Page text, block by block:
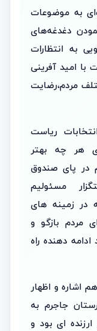
به موضوعات
دغدغه‌های
به انتظارات
با امید آفرینی
مردم،رضایت
ریاست
هر چه بهتر
در پای صندوق
مسئولیم
در زمینه های
مردم بازگو و
دهنده راه
اشاره و اظهار
جاجرم به
ای بود و